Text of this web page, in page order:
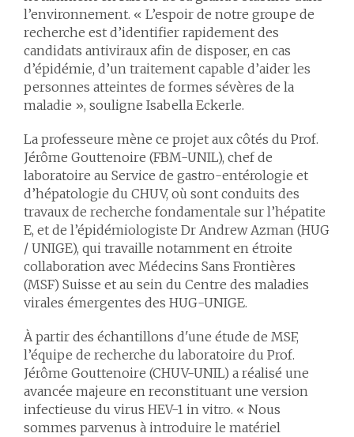
l’environnement. « L’espoir de notre groupe de
recherche est d’identifier rapidement des
candidats antiviraux afin de disposer, en cas
d’épidémie, d’un traitement capable d’aider les
personnes atteintes de formes sévères de la
maladie », souligne Isabella Eckerle.
La professeure mène ce projet aux côtés du Prof.
Jérôme Gouttenoire (FBM-UNIL), chef de
laboratoire au Service de gastro-entérologie et
d’hépatologie du CHUV, où sont conduits des
travaux de recherche fondamentale sur l’hépatite
E, et de l’épidémiologiste Dr Andrew Azman (HUG
/ UNIGE), qui travaille notamment en étroite
collaboration avec Médecins Sans Frontières
(MSF) Suisse et au sein du Centre des maladies
virales émergentes des HUG-UNIGE.
À partir des échantillons d'une étude de MSF,
l’équipe de recherche du laboratoire du Prof.
Jérôme Gouttenoire (CHUV-UNIL) a réalisé une
avancée majeure en reconstituant une version
infectieuse du virus HEV-1 in vitro. « Nous
sommes parvenus à introduire le matériel